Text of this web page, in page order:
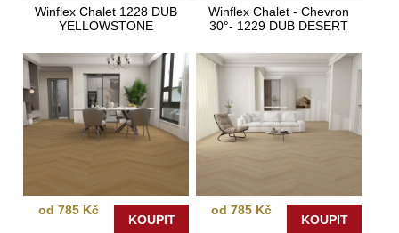
Winflex Chalet 1228 DUB
YELLOWSTONE
od 785 Kč
KOUPIT
Winflex Chalet - Chevron
30°- 1229 DUB DESERT
od 785 Kč
KOUPIT